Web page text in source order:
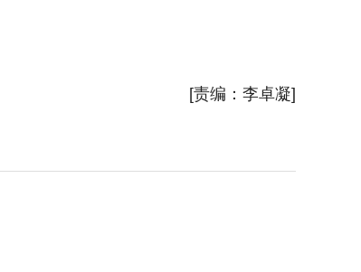
[责编：李卓凝]